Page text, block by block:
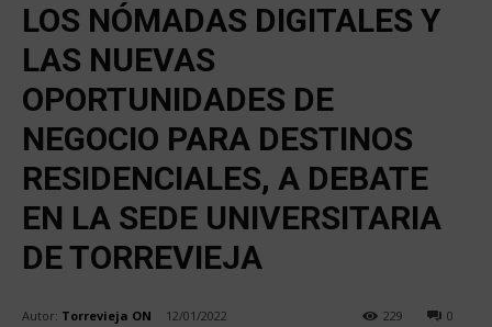
LOS NÓMADAS DIGITALES Y
LAS NUEVAS
OPORTUNIDADES DE
NEGOCIO PARA DESTINOS
RESIDENCIALES, A DEBATE
EN LA SEDE UNIVERSITARIA
DE TORREVIEJA
Autor: Torrevieja ON 12/01/2022 0
229